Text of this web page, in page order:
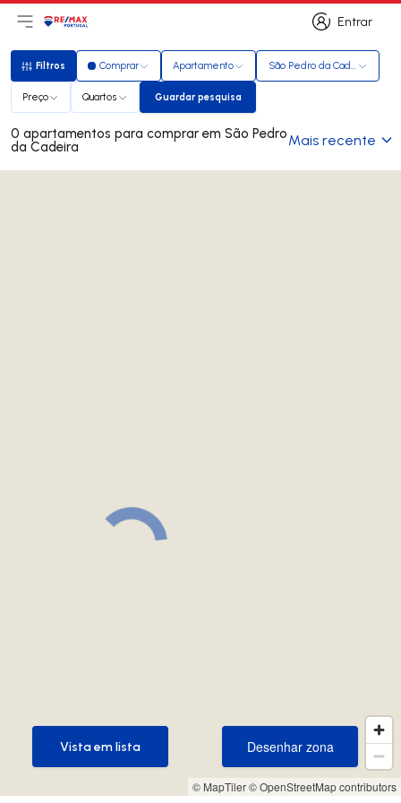
Entrar
Entrar
Abri menu principal
LogoIr para página inicial
Filtros
Filtros Comprar Apartamento São Pedro da Cadeira
Preço Quartos Guardar pesquisa
Guardar pesquisa
0 apartamentos para comprar em São Pedro
da Cadeira Mais recente
© MapTiler© OpenStreetMap contributors
Desenhar zona
Desenhar zona
Vista em lista
Vista em lista